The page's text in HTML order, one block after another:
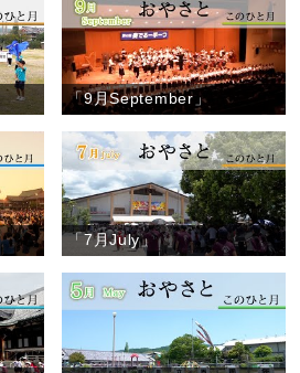
「9月September」
「7月July」